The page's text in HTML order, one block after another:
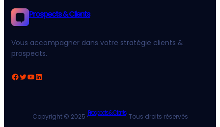
Prospects & Clients
Vous accompagner dans votre stratégie clients &
prospects.
Facebook Twitter YouTube LinkedIn
Copyright © 2025 ·Prospects & Clients· Tous droits réservés